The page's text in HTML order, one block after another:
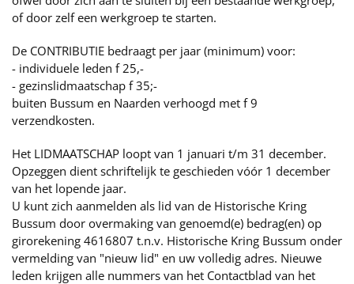
of door zelf een werkgroep te starten.
De CONTRIBUTIE bedraagt per jaar (minimum) voor:
- individuele leden f 25,-
- gezinslidmaatschap f 35;-
buiten Bussum en Naarden verhoogd met f 9
verzendkosten.
Het LIDMAATSCHAP loopt van 1 januari t/m 31 december.
Opzeggen dient schriftelijk te geschieden vóór 1 december
van het lopende jaar.
U kunt zich aanmelden als lid van de Historische Kring
Bussum door overmaking van genoemd(e) bedrag(en) op
girorekening 4616807 t.n.v. Historische Kring Bussum onder
vermelding van "nieuw lid" en uw volledig adres. Nieuwe
leden krijgen alle nummers van het Contactblad van het